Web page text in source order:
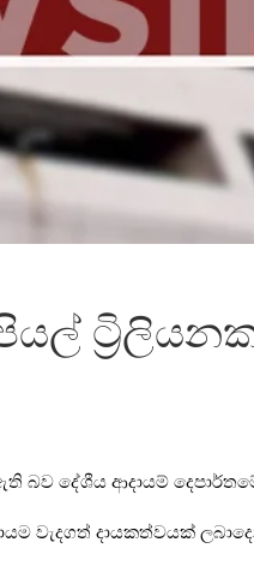
බව දේශීය ආදායම්
වැදගත් දායකත්වයක්